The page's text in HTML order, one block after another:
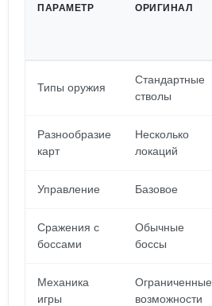
ПАРАМЕТР ОРИГИНАЛ
Типы оружия
Стандартные
стволы
Разнообразие
карт
Несколько
локаций
Управление Базовое
Сражения с
боссами
Обычные
боссы
Механика
игры
Ограниченные
возможности